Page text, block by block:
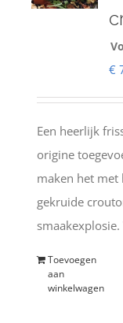
€
Een heerlijk
origine
maken het met
gekruide
Toevoegen
aan
winkelwagen